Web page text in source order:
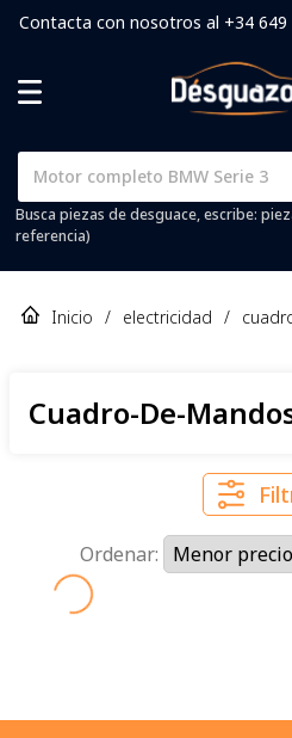
Contacta con nosotros al +34 649
Busca piezas de desguace, escribe:
referencia)
Inicio / electricidad /
Cuadro-De-
Ordenar: